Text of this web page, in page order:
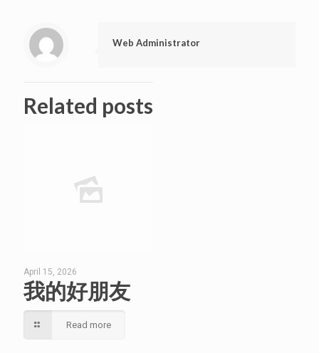
Web Administrator
Related posts
April 15, 2026
我的好朋友
Read more